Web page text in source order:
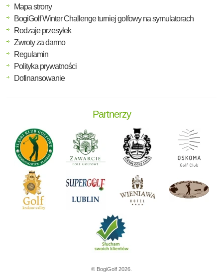
Mapa strony
BogiGolf Winter Challenge turniej golfowy na symulatorach
Rodzaje przesyłek
Zwroty za darmo
Regulamin
Polityka prywatności
Dofinansowanie
Partnerzy
© BogiGolf 2026.